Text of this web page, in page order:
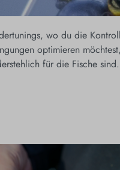
wo du die
optimieren
für die Fische sind.